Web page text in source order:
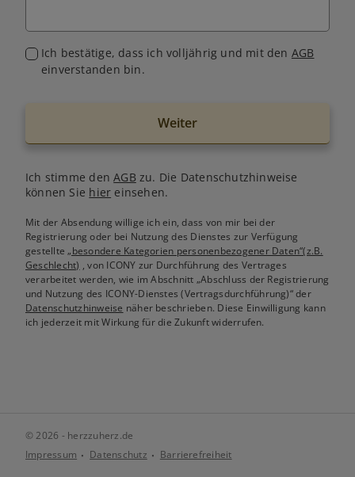
Ich bestätige, dass ich volljährig und mit den AGB
einverstanden bin.
Weiter
Ich stimme denAGB zu. Die Datenschutzhinweise
können Sie hier einsehen.
Mit der Absendung willige ich ein, dass von mir bei der
Registrierung oder bei Nutzung des Dienstes zur Verfügung
gestellte„besondere Kategorien personenbezogener Daten“(z.B.
Geschlecht) , von ICONY zur Durchführung des Vertrages
verarbeitet werden, wie im Abschnitt „Abschluss der Registrierung
und Nutzung des ICONY-Dienstes (Vertragsdurchführung)“ der
Datenschutzhinweise näher beschrieben. Diese Einwilligung kann
ich jederzeit mit Wirkung für die Zukunft widerrufen.
© 2026 - herzzuherz.de
Impressum
Datenschutz Barrierefreiheit